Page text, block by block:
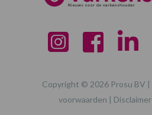
Copyright © 2026 Prosu BV |
voorwaarden | Disclaimer